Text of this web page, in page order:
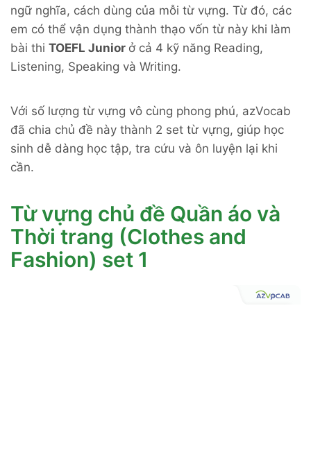
ngữ nghĩa, cách dùng của mỗi từ vựng. Từ đó, các
em có thể vận dụng thành thạo vốn từ này khi làm
bài thi TOEFL Junior ở cả 4 kỹ năng Reading,
Listening, Speaking và Writing.
Với số lượng từ vựng vô cùng phong phú, azVocab
đã chia chủ đề này thành 2 set từ vựng, giúp học
sinh dễ dàng học tập, tra cứu và ôn luyện lại khi
cần.
Từ vựng chủ đề Quần áo và
Thời trang (Clothes and
Fashion) set 1